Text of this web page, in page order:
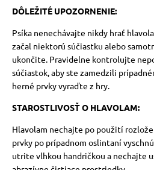
DÔLEŽITÉ UPOZORNENIE:
Psíka nenechávajte nikdy hrať
začal niektorú súčiastku alebo
ukončite. Pravidelne kontrolujte
súčiastok, aby ste zamedzili
herné prvky vyraďte z hry.
STAROSTLIVOSŤ O HLAVOLAM:
Hlavolam nechajte po použití
prvky po prípadnom oslintaní
utrite vlhkou handričkou a nechajte